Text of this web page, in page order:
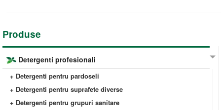
Produse
Detergenti profesionali
+ Detergenti pentru pardoseli
+ Detergenti pentru suprafete diverse
+ Detergenti pentru grupuri sanitare